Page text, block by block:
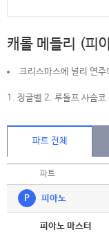
캐롤 메들리 (피
크리스마스에 널리 연
1. 징글벨 2. 루돌프 사슴
파트 전체
파트
P 피아노
피아노 마스터